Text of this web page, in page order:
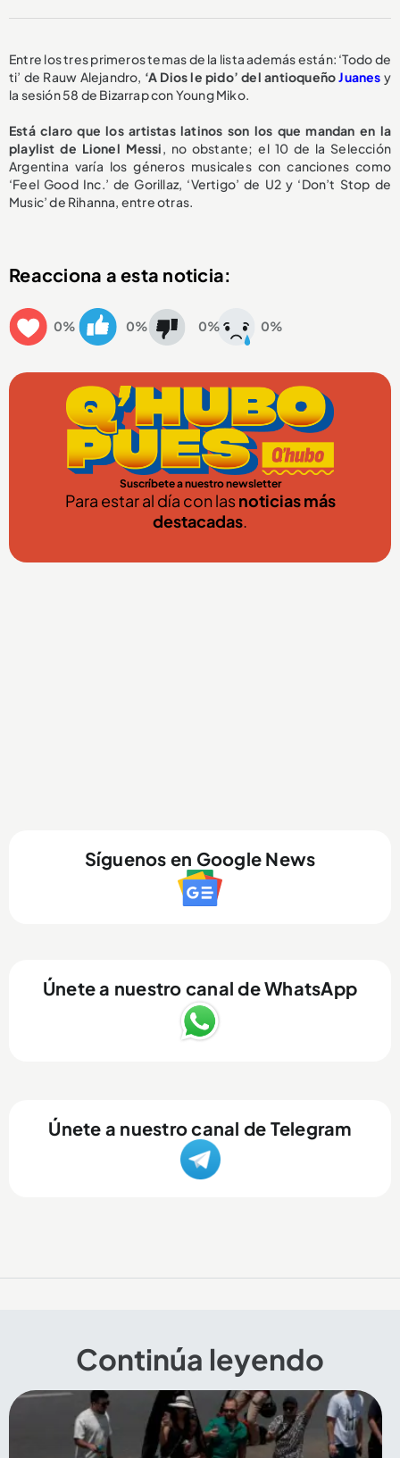
Entre los tres primeros temas de la lista además están: ‘Todo de
ti’ de Rauw Alejandro, ‘A Dios le pido’ del antioqueñoJuanes y
la sesión 58 de Bizarrap con Young Miko.
Está claro que los artistas latinos son los que mandan en la
playlist de Lionel Messi, no obstante; el 10 de la Selección
Argentina varía los géneros musicales con canciones como
‘Feel Good Inc.’ de Gorillaz, ‘Vertigo’ de U2 y ‘Don’t Stop de
Music’ de Rihanna, entre otras.
Reacciona a esta noticia:
0% 0% 0% 0%
Suscríbete a nuestro newsletter
Para estar al día con lasnoticias más
destacadas.
Síguenos en Google News
Únete a nuestro canal de WhatsApp
Únete a nuestro canal de Telegram
Continúa leyendo